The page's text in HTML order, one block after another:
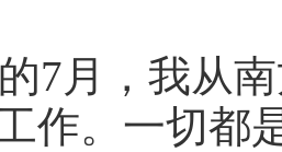
7月，我从
作。一切都